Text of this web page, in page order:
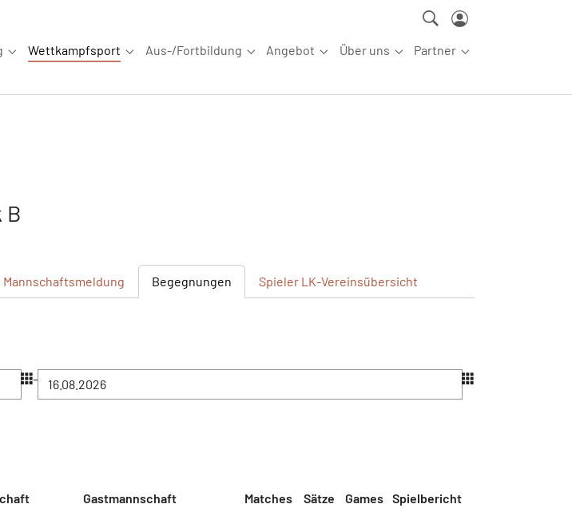
for "News"
Submenu for "Blog"
Wettkampfsport
Submenu for "Wettkampfsport"
Aus-/Fortbildung
Submenu for "Aus-/Fortbildung"
Angebot
Submenu for "Angebot"
Über uns
Submenu for "Über uns"
Partner
Submenu for
B
Mannschaftsmeldung Begegnungen Spieler LK-Vereinsübersicht
–
Gastmannschaft Matches Sätze Games Spielbericht